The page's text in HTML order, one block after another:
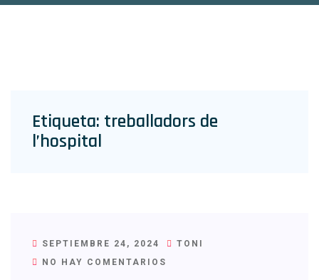
Etiqueta: treballadors de
l’hospital
SEPTIEMBRE 24, 2024
TONI
NO HAY COMENTARIOS